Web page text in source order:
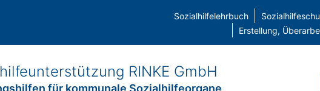
Rückerstattungspflicht Zu Recht
Sozialhilfelehrbuch
Erstellung,
RINKE GmbH
für kommunale Sozialhilfeorgane